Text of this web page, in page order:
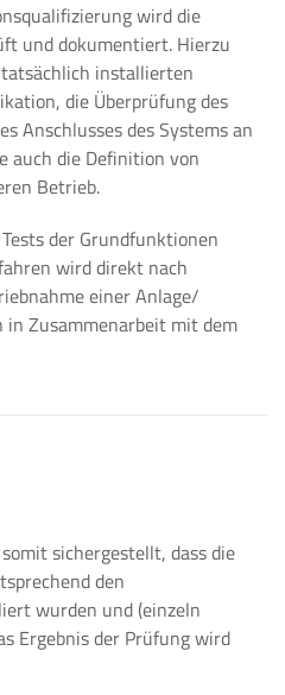
wird die
und dokumentiert. Hierzu
installierten
die Überprüfung des
Anschlusses des Systems an
auch die Definition von
Betrieb.
der Grundfunktionen
wird direkt nach
einer Anlage/
Zusammenarbeit mit dem
sichergestellt, dass die
den
wurden und (einzeln
Ergebnis der Prüfung wird